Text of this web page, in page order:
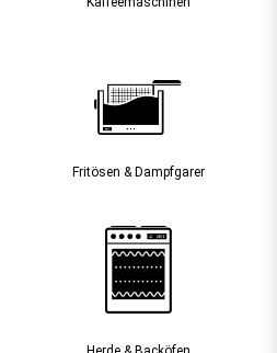
Fritösen & Dampfgarer